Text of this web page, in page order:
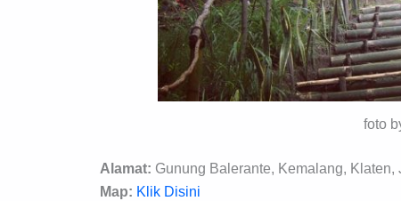
foto
Alamat: Gunung Balerante, Kemalang, Klaten,
Map: Klik Disini